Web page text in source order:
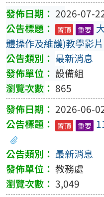
2026-07-
置頂 重要
體操作及維護)教學影片
最新消息
設備組
865
2026-06-
置頂 重要
最新消息
教務處
3,049